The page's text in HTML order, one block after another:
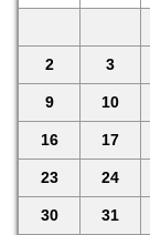
2 3
9 10
16 17
23 24
30 31